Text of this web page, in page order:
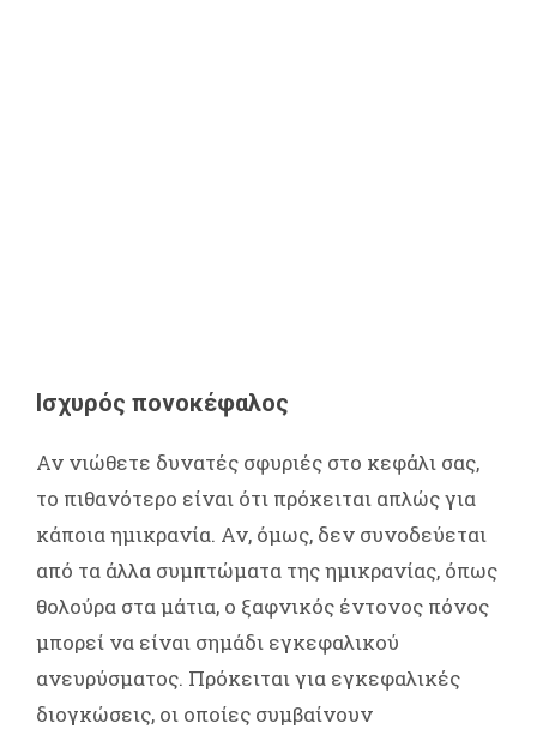
Ισχυρός πονοκέφαλος
Αν νιώθετε δυνατές σφυριές στο κεφάλι σας,
το πιθανότερο είναι ότι πρόκειται απλώς για
κάποια ημικρανία. Αν, όμως, δεν συνοδεύεται
από τα άλλα συμπτώματα της ημικρανίας, όπως
θολούρα στα μάτια, ο ξαφνικός έντονος πόνος
μπορεί να είναι σημάδι εγκεφαλικού
ανευρύσματος. Πρόκειται για εγκεφαλικές
διογκώσεις, οι οποίες συμβαίνουν